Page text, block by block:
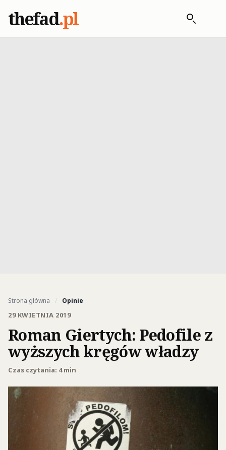
thefad.pl
Strona główna / Opinie
29 KWIETNIA 2019
Roman Giertych: Pedofile z
wyższych kręgów władzy
Czas czytania: 4 min